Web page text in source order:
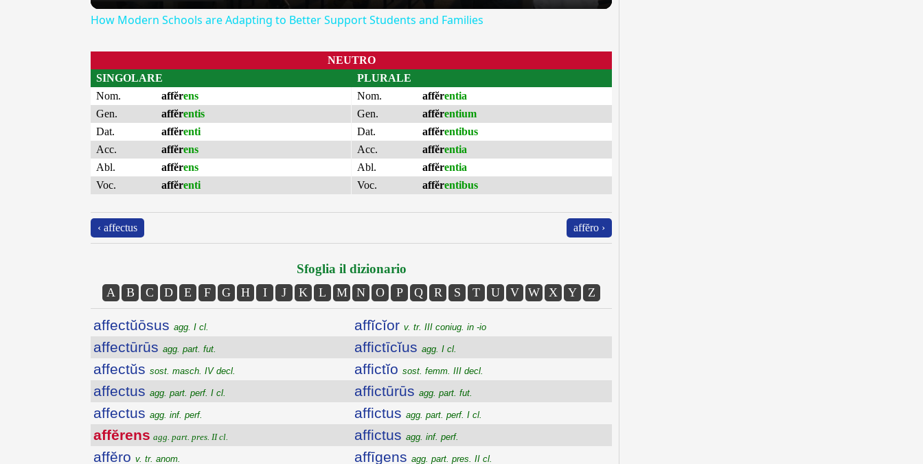
How Modern Schools are Adapting to Better Support Students and Families
NEUTRO
SINGOLARE
Nom.
affĕrens
Gen.
affĕrentis
Dat.
affĕrenti
Acc.
affĕrens
Abl.
affĕrens
Voc.
affĕrenti
PLURALE
Nom.
affĕrentia
Gen.
affĕrentium
Dat.
affĕrentibus
Acc.
affĕrentia
Abl.
affĕrentia
Voc.
affĕrentibus
‹ affectus affĕro ›
Sfoglia il dizionario
A B C D E F G H I J K L M N O P Q R S T U V W X Y Z
affectŭōsus agg. I cl.
affectūrūs agg. part. fut.
affectŭs sost. masch. IV decl.
affectus agg. part. perf. I cl.
affectus agg. inf. perf.
affĕrens agg. part. pres. II cl.
affĕro v. tr. anom.
affĭcĭor v. tr. III coniug. in -io
affictīcĭus agg. I cl.
affictĭo sost. femm. III decl.
affictūrūs agg. part. fut.
affictus agg. part. perf. I cl.
affictus agg. inf. perf.
affīgens agg. part. pres. II cl.